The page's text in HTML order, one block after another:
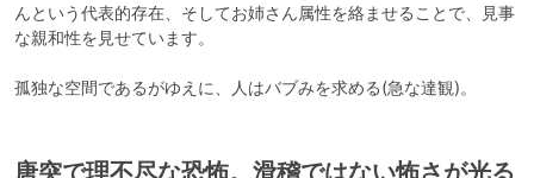
んという代表的存在、そしてお姉さん属性を絡ませることで、見事
な親和性を見せています。